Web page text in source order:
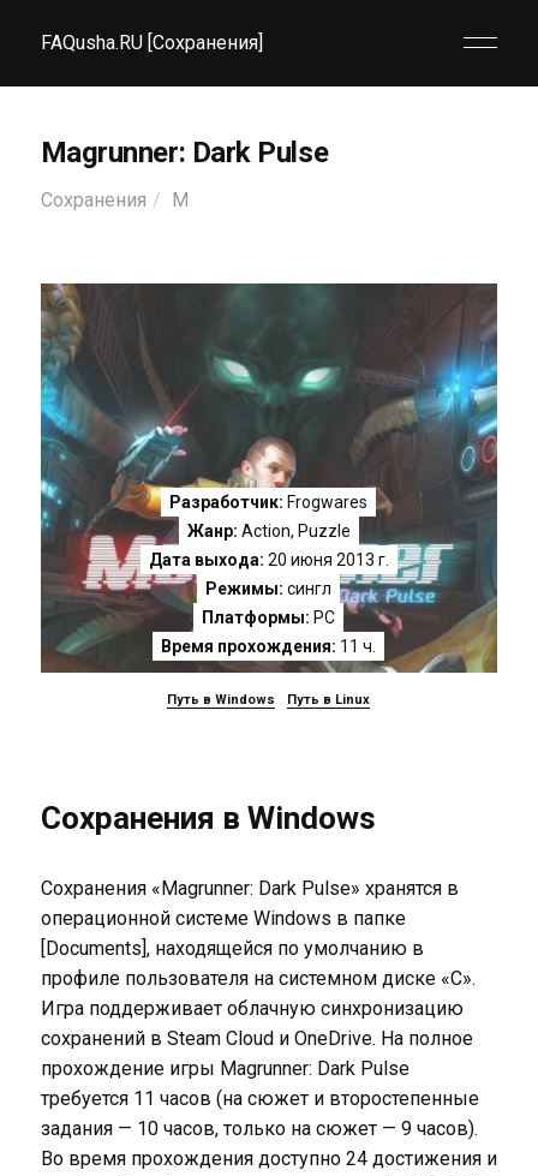
FAQusha.RU [Сохранения]
Magrunner: Dark Pulse
Сохранения M
Разработчик: Frogwares
Жанр: Action, Puzzle
Дата выхода: 20 июня 2013 г.
Режимы: сингл
Платформы: PC
Время прохождения: 11 ч.
Путь в Windows Путь в Linux
Сохранения в Windows
Сохранения «Magrunner: Dark Pulse» хранятся в
операционной системе Windows в папке
[Documents], находящейся по умолчанию в
профиле пользователя на системном диске «C».
Игра поддерживает облачную синхронизацию
сохранений в Steam Cloud и OneDrive. На полное
прохождение игры Magrunner: Dark Pulse
требуется 11 часов (на сюжет и второстепенные
задания — 10 часов, только на сюжет — 9 часов).
Во время прохождения доступно 24 достижения и